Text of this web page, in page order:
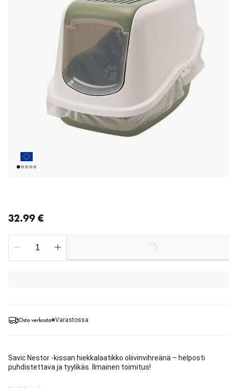
Osta verkosta Varastossa
Savic Nestor -kissan hiekkalaatikko oliivinvihreänä – helposti
puhdistettava ja tyylikäs. Ilmainen toimitus!
32.99 €